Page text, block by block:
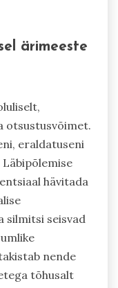
ärimeeste
otsustusvõimet.
eraldatuseni
hävitada
silmitsi seisvad
nende
tõhusalt